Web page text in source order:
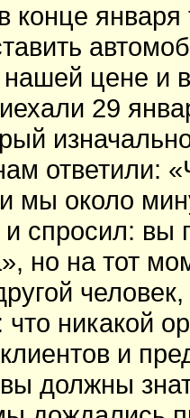
конце
нашей цене и
29
ответили:
мы около
спросил: вы
но на тот
что никакой
и
вы должны